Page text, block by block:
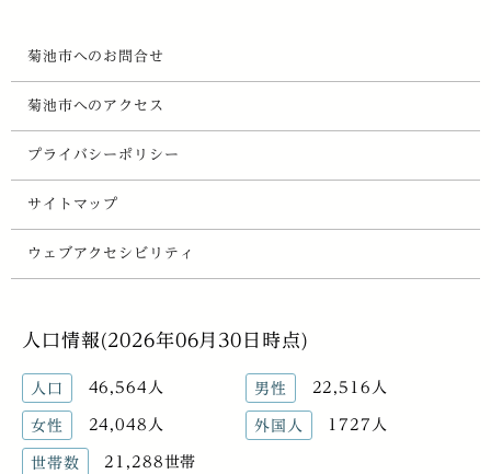
菊池市へのお問合せ
菊池市へのアクセス
プライバシーポリシー
サイトマップ
ウェブアクセシビリティ
人口情報(2026年06月30日時点)
人口 46,564人 男性 22,516人
女性 24,048人 外国人 1727人
世帯数 21,288世帯